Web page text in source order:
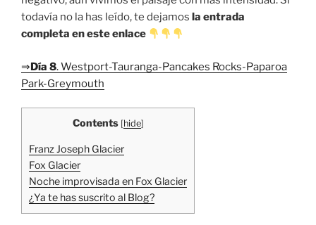
todavía no la has leído, te dejamos la entrada
completa en este enlace
⇒Día 8. Westport-Tauranga-Pancakes Rocks-Paparoa
Park-Greymouth
Contents [hide]
Franz Joseph Glacier
Fox Glacier
Noche improvisada en Fox Glacier
¿Ya te has suscrito al Blog?